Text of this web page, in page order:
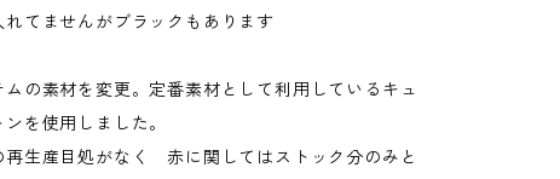
てませんがブラックもあります
ムの素材を変更。定番素材として利用しているキュ
を使用しました。
再生産目処がなく 赤に関してはストック分のみと